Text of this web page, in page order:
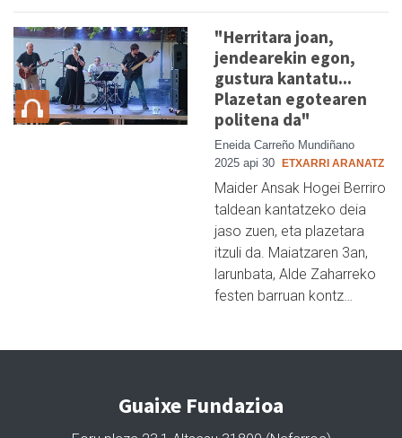
"Herritara joan,
jendearekin egon,
gustura kantatu...
Plazetan egotearen
politena da"
Eneida Carreño Mundiñano
2025 api 30
ETXARRI ARANATZ
Maider Ansak Hogei Berriro
taldean kantatzeko deia
jaso zuen, eta plazetara
itzuli da. Maiatzaren 3an,
larunbata, Alde Zaharreko
festen barruan kontz…
Guaixe Fundazioa